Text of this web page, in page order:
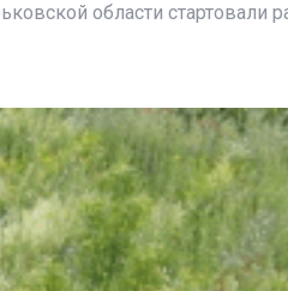
области стартовали